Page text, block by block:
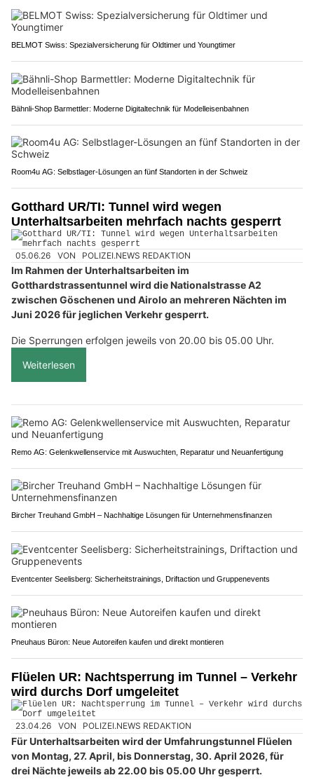
BELMOT Swiss: Spezialversicherung für Oldtimer und Youngtimer
Bähnli-Shop Barmettler: Moderne Digitaltechnik für Modelleisenbahnen
Room4u AG: Selbstlager-Lösungen an fünf Standorten in der Schweiz
Gotthard UR/TI: Tunnel wird wegen
Unterhaltsarbeiten mehrfach nachts gesperrt
05.06.26 VON POLIZEI.NEWS REDAKTION
Im Rahmen der Unterhaltsarbeiten im
Gotthardstrassentunnel wird die Nationalstrasse A2
zwischen Göschenen und Airolo an mehreren Nächten im
Juni 2026 für jeglichen Verkehr gesperrt.
Die Sperrungen erfolgen jeweils von 20.00 bis 05.00 Uhr.
Weiterlesen
Remo AG: Gelenkwellenservice mit Auswuchten, Reparatur und Neuanfertigung
Bircher Treuhand GmbH – Nachhaltige Lösungen für Unternehmensfinanzen
Eventcenter Seelisberg: Sicherheitstrainings, Driftaction und Gruppenevents
Pneuhaus Büron: Neue Autoreifen kaufen und direkt montieren
Flüelen UR: Nachtsperrung im Tunnel – Verkehr
wird durchs Dorf umgeleitet
23.04.26 VON POLIZEI.NEWS REDAKTION
Für Unterhaltsarbeiten wird der Umfahrungstunnel Flüelen
von Montag, 27. April, bis Donnerstag, 30. April 2026, für
drei Nächte jeweils ab 22.00 bis 05.00 Uhr gesperrt.